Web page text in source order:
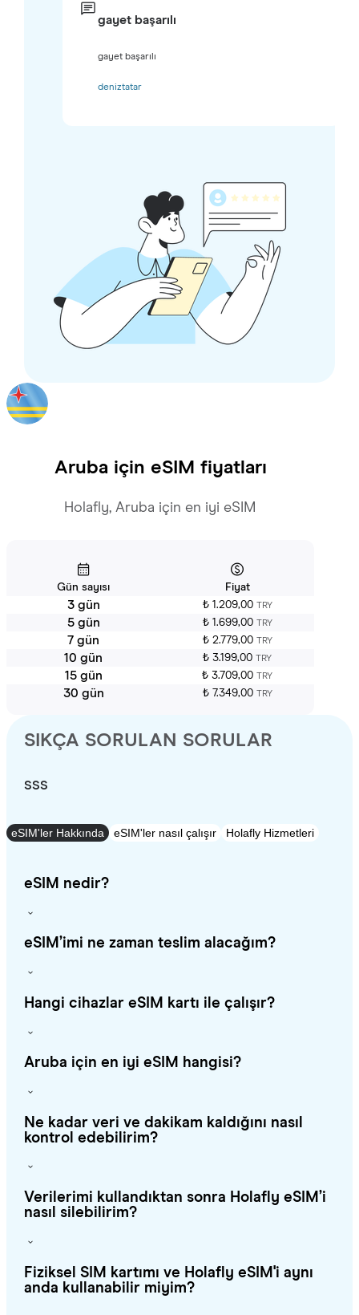
gayet başarılı
gayet başarılı
deniztatar
Aruba için eSIM fiyatları
Holafly, Aruba için en iyi eSIM
Gün sayısı Fiyat
3 gün ₺ 1.209,00 TRY
5 gün ₺ 1.699,00 TRY
7 gün ₺ 2.779,00 TRY
10 gün ₺ 3.199,00 TRY
15 gün ₺ 3.709,00 TRY
30 gün ₺ 7.349,00 TRY
SIKÇA SORULAN SORULAR
SSS
eSIM'ler Hakkında eSIM'ler nasıl çalışır Holafly Hizmetleri
eSIM nedir?
eSIM’imi ne zaman teslim alacağım?
Hangi cihazlar eSIM kartı ile çalışır?
Aruba için en iyi eSIM hangisi?
Ne kadar veri ve dakikam kaldığını nasıl
kontrol edebilirim?
Verilerimi kullandıktan sonra Holafly eSIM’i
nasıl silebilirim?
Fiziksel SIM kartımı ve Holafly eSIM'i aynı
anda kullanabilir miyim?